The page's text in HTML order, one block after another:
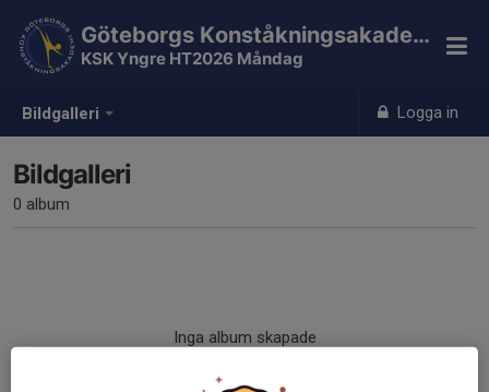
Bildgalleri Logga in
Göteborgs Konståkningsakademi
KSK Yngre HT2026 Måndag
Bildgalleri
0 album
Inga album skapade